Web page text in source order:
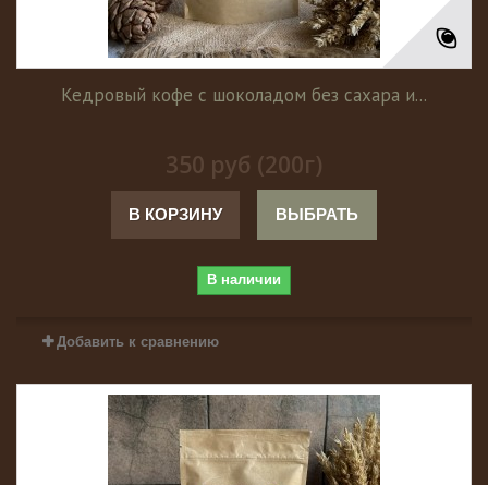
Кедровый кофе с шоколадом без сахара и...
350 руб (200г)
В КОРЗИНУ ВЫБРАТЬ
В наличии
Добавить к сравнению